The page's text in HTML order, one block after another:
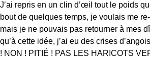
J’ai repris en un clin d’œil tout le poids
bout de quelques temps, je voulais me
mais je ne pouvais pas retourner à mes
qu’à cette idée, j’ai eu des crises
! NON ! PITIÉ ! PAS LES HARICOTS